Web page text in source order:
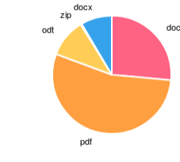
zveze (Rekel je tudi..., Ta mu je
oče – dobrotnik; mrtev in je
drugi je slab)